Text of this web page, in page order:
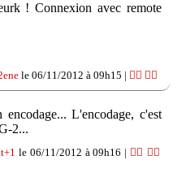
! Connexion avec remote
le 06/11/2012 à 09h15 | 👍🏽 👎🏽
L'encodage, c'est
2...
le 06/11/2012 à 09h16 | 👍🏽 👎🏽